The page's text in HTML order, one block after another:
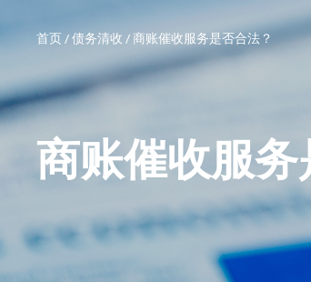
首页/债务清收 /商账催收服务是否合法？
商账催收服